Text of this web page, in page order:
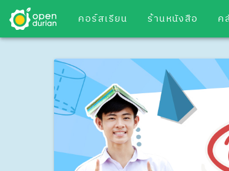
คอร์สเรียน ร้านหนังสือ ค